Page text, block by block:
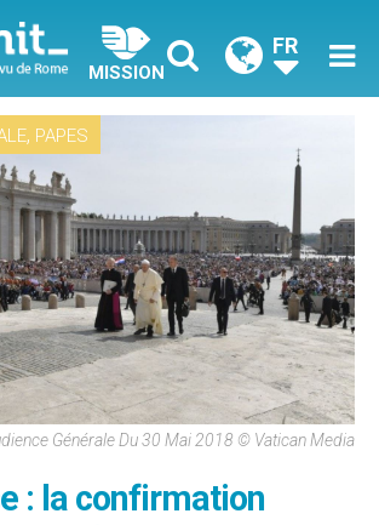
MISSION
FR
, PAPES
Générale Du 30 Mai 2018 © Vatican Media
: la confirmation